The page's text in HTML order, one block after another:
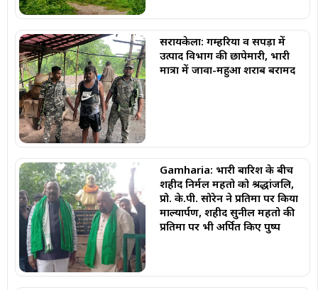
सरायकेला: गम्हरिया व सपड़ा में
उत्पाद विभाग की छापेमारी, भारी
मात्रा में जावा-महुआ शराब बरामद
Gamharia: भारी बारिश के बीच
शहीद निर्मल महतो को श्रद्धांजलि,
प्रो. के.पी. सोरेन ने प्रतिमा पर किया
माल्यार्पण, शहीद सुनील महतो की
प्रतिमा पर भी अर्पित किए पुष्प